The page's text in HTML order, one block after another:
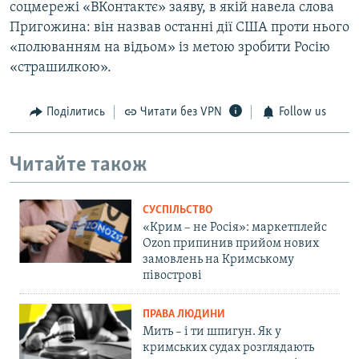
соцмережі «ВКонтактє» заяву, в якій навела слова
Пригожина: він назвав останні дії США проти нього
«полюванням на відьом» із метою зробити Росію
«страшилкою».
Поділитись Читати без VPN Follow us
Читайте також
СУСПІЛЬСТВО
«Крим – не Росія»: маркетплейс
Ozon припинив прийом нових
замовлень на Кримському
півострові
ПРАВА ЛЮДИНИ
Мить – і ти шпигун. Як у
кримських судах розглядають